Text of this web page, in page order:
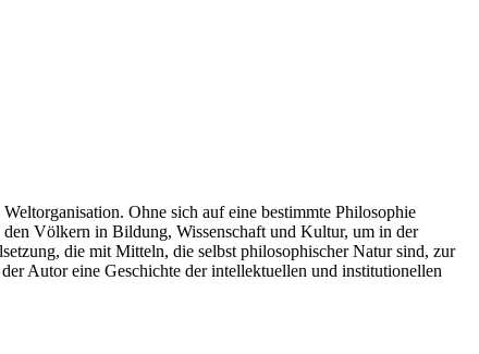
Ohne sich auf eine bestimmte Philosophie
den Völkern in Bildung, Wissenschaft und Kultur, um in der
die mit Mitteln, die selbst philosophischer Natur sind, zur
Autor eine Geschichte der intellektuellen und institutionellen